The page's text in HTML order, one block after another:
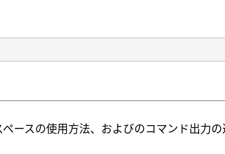
ースの使用方法、およびのコマンド出力